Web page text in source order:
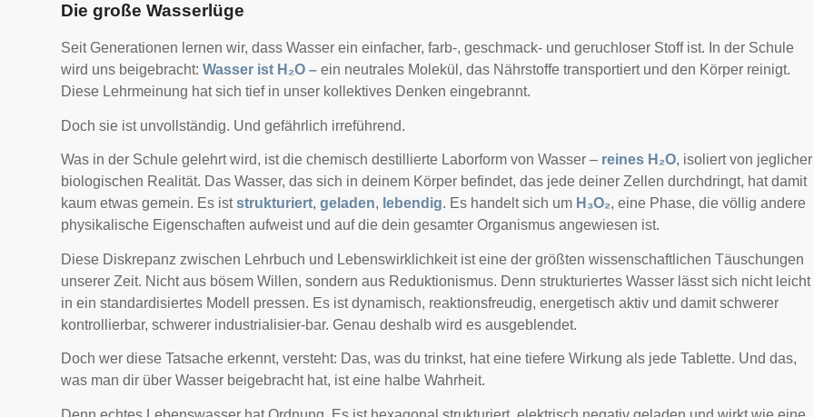
Die große Wasserlüge
Seit Generationen lernen wir, dass Wasser ein einfacher, farb-, geschmack- und geruchloser Stoff ist. In der Schule
wird uns beigebracht: Wasser ist H₂O – ein neutrales Molekül, das Nährstoffe transportiert und den Körper reinigt.
Diese Lehrmeinung hat sich tief in unser kollektives Denken eingebrannt.
Doch sie ist unvollständig. Und gefährlich irreführend.
Was in der Schule gelehrt wird, ist die chemisch destillierte Laborform von Wasser – reines H₂O, isoliert von jeglicher
biologischen Realität. Das Wasser, das sich in deinem Körper befindet, das jede deiner Zellen durchdringt, hat damit
kaum etwas gemein. Es iststrukturiert, geladen, lebendig. Es handelt sich um H₃O₂, eine Phase, die völlig andere
physikalische Eigenschaften aufweist und auf die dein gesamter Organismus angewiesen ist.
Diese Diskrepanz zwischen Lehrbuch und Lebenswirklichkeit ist eine der größten wissenschaftlichen Täuschungen
unserer Zeit. Nicht aus bösem Willen, sondern aus Reduktionismus. Denn strukturiertes Wasser lässt sich nicht leicht
in ein standardisiertes Modell pressen. Es ist dynamisch, reaktionsfreudig, energetisch aktiv und damit schwerer
kontrollierbar, schwerer industrialisier-bar. Genau deshalb wird es ausgeblendet.
Doch wer diese Tatsache erkennt, versteht: Das, was du trinkst, hat eine tiefere Wirkung als jede Tablette. Und das,
was man dir über Wasser beigebracht hat, ist eine halbe Wahrheit.